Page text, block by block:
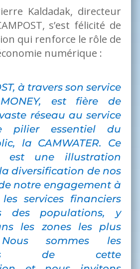
Kaldadak, directeur
s’est félicité de
qui renforce le rôle de
numérique :
à travers son service
MONEY, est fière de
réseau au service
pilier essentiel du
la CAMWATER. Ce
est une illustration
diversification de nos
notre engagement à
services financiers
des populations, y
les zones les plus
sommes les
de cette